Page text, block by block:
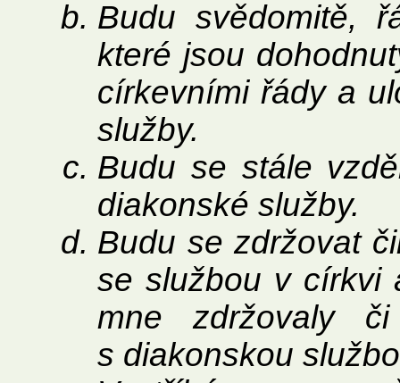
Budu svědomitě,
které jsou
církevními řády a
služby.
Budu se stále
diakonské služby.
Budu se zdržovat
se službou v církvi
mne zdržovaly
s diakonskou